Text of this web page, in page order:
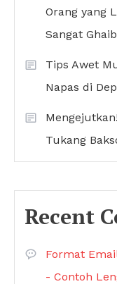
Orang yang
Sangat
Tips Awet
Napas di
Tukang
Recent
Format
- Contoh